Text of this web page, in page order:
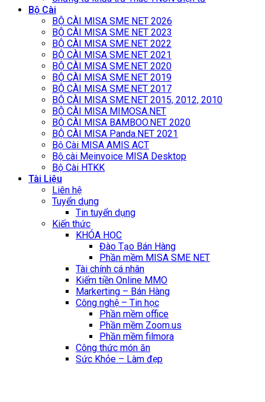
Bộ Cài
BỘ CÀI MISA SME NET 2026
BỘ CÀI MISA SME NET 2023
BỘ CÀI MISA SME.NET 2022
BỘ CÀI MISA SME.NET 2021
BỘ CÀI MISA SME.NET 2020
BỘ CÀI MISA SME.NET 2019
BỘ CÀI MISA SME.NET 2017
BỘ CÀI MISA SME.NET 2015, 2012, 2010
BỘ CÀI MISA MIMOSA.NET
BỘ CÀI MISA BAMBOO.NET 2020
BỘ CÀI MISA Panda.NET 2021
Bộ Cài MISA AMIS ACT
Bộ cài Meinvoice MISA Desktop
Bộ Cài HTKK
Tài Liệu
Liên hệ
Tuyển dụng
Tin tuyển dụng
Kiến thức
KHÓA HỌC
Đào Tạo Bán Hàng
Phần mềm MISA SME NET
Tài chính cá nhân
Kiếm tiền Online MMO
Markerting – Bán Hàng
Công nghệ – Tin học
Phần mềm office
Phần mềm Zoom.us
Phần mềm filmora
Công thức món ăn
Sức Khỏe – Làm đẹp